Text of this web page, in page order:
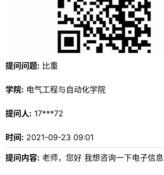
提问问题: 比重
学院: 电气工程与自动化学院
提问人: 17***72
时间: 2021-09-23 09:01
提问内容: 老师，您好 我想咨询一下电子信